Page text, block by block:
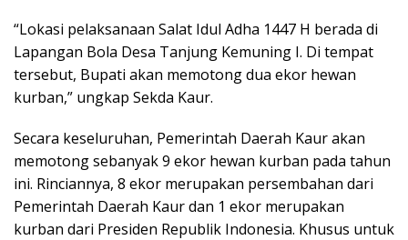
“Lokasi pelaksanaan Salat Idul Adha 1447 H berada di
Lapangan Bola Desa Tanjung Kemuning I. Di tempat
tersebut, Bupati akan memotong dua ekor hewan
kurban,” ungkap Sekda Kaur.
Secara keseluruhan, Pemerintah Daerah Kaur akan
memotong sebanyak 9 ekor hewan kurban pada tahun
ini. Rinciannya, 8 ekor merupakan persembahan dari
Pemerintah Daerah Kaur dan 1 ekor merupakan
kurban dari Presiden Republik Indonesia. Khusus untuk